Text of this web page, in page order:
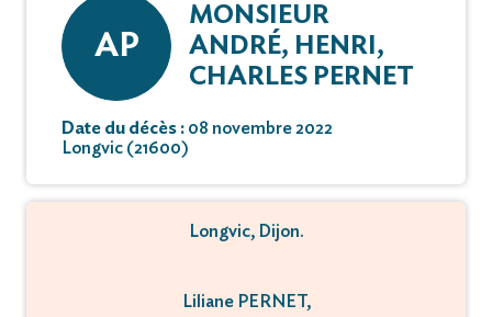
AP
MONSIEUR
ANDRÉ, HENRI,
CHARLES PERNET
Date du décès : 08 novembre 2022
Longvic (21600)
Longvic, Dijon.
Liliane PERNET,